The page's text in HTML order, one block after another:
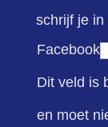
schrijf je
Facebook
Dit veld is
en moet